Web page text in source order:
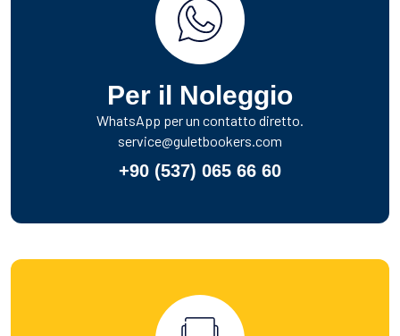
Per il Noleggio
WhatsApp per un contatto diretto.
service@guletbookers.com
+90 (537) 065 66 60